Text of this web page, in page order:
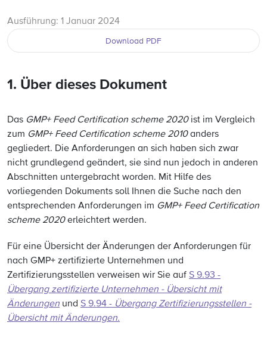
Ausführung: 1 Januar 2024
Download PDF
1. Über dieses Dokument
Das GMP+ Feed Certification scheme 2020ist im Vergleich
zum GMP+ Feed Certification scheme 2010anders
gegliedert. Die Anforderungen an sich haben sich zwar
nicht grundlegend geändert, sie sind nun jedoch in anderen
Abschnitten untergebracht worden. Mit Hilfe des
vorliegenden Dokuments soll Ihnen die Suche nach den
entsprechenden Anforderungen im GMP+ Feed Certification
scheme 2020erleichtert werden.
Für eine Übersicht der Änderungen der Anforderungen für
nach GMP+ zertifizierte Unternehmen und
Zertifizierungsstellen verweisen wir Sie auf S 9.93 -
Übergang zertifizierte Unternehmen - Übersicht mit
Änderungen und S 9.94 - Übergang Zertifizierungsstellen -
Übersicht mit Änderungen.